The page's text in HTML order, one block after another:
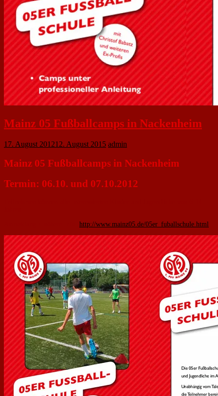
Mainz 05 Fußballcamps in Nackenheim
17. August 201212. August 2015 admin
Mainz 05 Fußballcamps in Nackenheim
Termin: 06.10. und 07.10.2012
http://www.mainz05.de/05er_fuballschule.html